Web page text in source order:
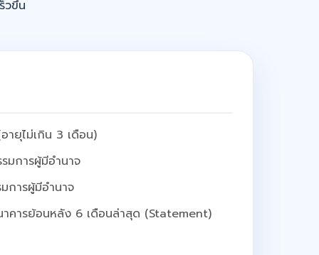
วขึ้น
ายุไม่เกิน 3 เดือน)
มการผู้มีอำนาจ
การผู้มีอำนาจ
าคารย้อนหลัง 6 เดือนล่าสุด (Statement)